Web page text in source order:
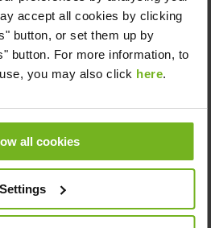
accept all cookies by clicking
button, or set them up by
button. For more information, to
you may also click here.
all cookies
Settings
El papel del entorno
ser, en esta primera etapa,
de apoyo y